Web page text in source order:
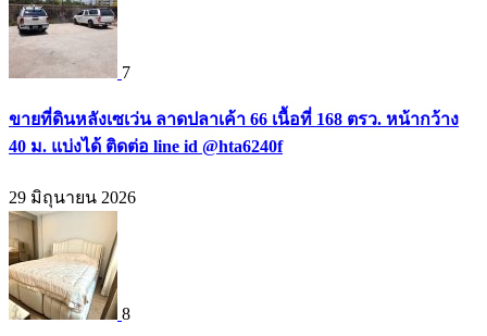
7
ขายที่ดินหลังเซเว่น ลาดปลาเค้า 66 เนื้อที่ 168 ตรว. หน้ากว้าง
40 ม. แบ่งได้ ติดต่อ line id @hta6240f
29 มิถุนายน 2026
8